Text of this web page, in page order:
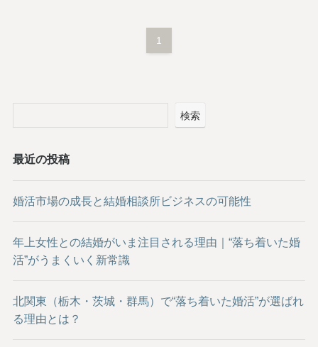
1
検索
最近の投稿
婚活市場の成長と結婚相談所ビジネスの可能性
年上女性との結婚がいま注目される理由｜“落ち着いた婚
活”がうまくいく新常識
北関東（栃木・茨城・群馬）で“落ち着いた婚活”が選ばれ
る理由とは？